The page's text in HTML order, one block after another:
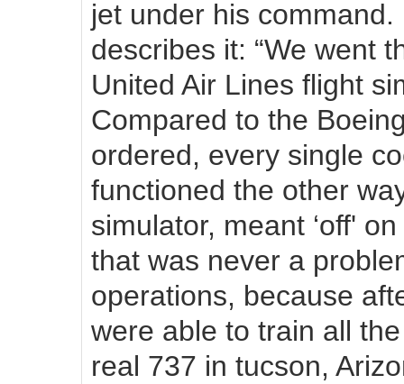
jet under his
describes it: “We went
United Air Lines flight
Compared to the
ordered, every single
functioned the other
simulator, meant ‘off'
that was never a
operations, because
were able to train all
real 737 in tucson,